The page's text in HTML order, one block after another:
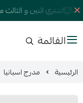
اشتري اثنين و الثالث
القائمة
الرئيسية مدرج اسبانيا